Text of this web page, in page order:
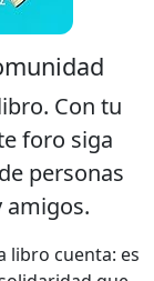
Con tu
foro siga
personas
amigos.
libro cuenta: es